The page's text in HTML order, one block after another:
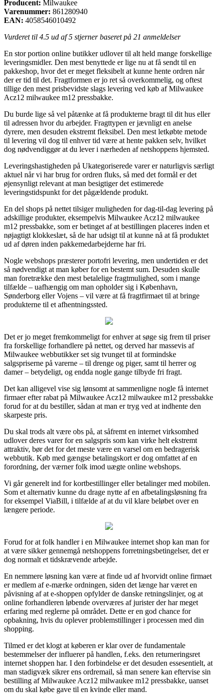
Producent: Milwaukee
Varenummer: 861280940
EAN: 4058546010492
Vurderet til 4.5 ud af 5 stjerner baseret på 21 anmeldelser
En stor portion online butikker udlover til alt held mange forskellige
leveringsmidler. Den mest benyttede er lige nu at få sendt til en
pakkeshop, hvor det er meget fleksibelt at kunne hente ordren når
der er tid til det. Fragtformen er jo ret så overkommelig, og oftest
tillige den mest prisbevidste slags levering ved køb af Milwaukee
Acz12 milwaukee m12 pressbakke.
Du burde lige så vel påtænke at få produkterne bragt til dit hus eller
til adressen hvor du arbejder. Fragttypen er jævnligt en anelse
dyrere, men desuden ekstremt fleksibel. Den mest letkøbte metode
til levering vil dog til enhver tid være at hente pakken selv, hvilket
dog nødvendiggør at du lever i nærheden af netshoppens hjemsted.
Leveringshastigheden på Ukategoriserede varer er naturligvis særligt
aktuel når vi har brug for ordren fluks, så med det formål er det
øjensynligt relevant at man besigtiger det estimerede
leveringstidspunkt for det pågældende produkt.
En del shops på nettet tilsiger muligheden for dag-til-dag levering på
adskillige produkter, eksempelvis Milwaukee Acz12 milwaukee
m12 pressbakke, som er betinget af at bestillingen placeres inden et
nøjagtigt klokkeslæt, så de har udsigt til at kunne nå at få produktet
ud af døren inden pakkemedarbejderne har fri.
Nogle webshops præsterer portofri levering, men undertiden er det
så nødvendigt at man køber for en bestemt sum. Desuden skulle
man foretrække den mest betalelige fragtmulighed, som i mange
tilfælde – uafhængig om man opholder sig i København,
Sønderborg eller Vojens – vil være at få fragtfirmaet til at bringe
produkterne til et afhentningssted.
Det er jo meget fremkommeligt for enhver at søge sig frem til priser
fra forskellige forhandlere på nettet, og derved har massevis af
Milwaukee webbutikker set sig tvunget til at formindske
salgspriserne på varerne – til drenge og piger, samt til herrer og
damer – betydeligt, og endda nogle gange tilbyde fri fragt.
Det kan alligevel vise sig lønsomt at sammenligne nogle få internet
firmaer efter rabat på Milwaukee Acz12 milwaukee m12 pressbakke
forud for at du bestiller, sådan at man er tryg ved at indhente den
skarpeste pris.
Du skal trods alt være obs på, at såfremt en internet virksomhed
udlover deres varer for en salgspris som kan virke helt ekstremt
attraktiv, bør det for det meste være en varsel om en bedragerisk
webbutik. Køb med gængse betalingskort er dog omfattet af en
forordning, der værner folk imod uægte online webshops.
Vi går generelt ind for kortbestillinger eller betalinger med mobilen.
Som et alternativ kunne du drage nytte af en afbetalingsløsning fra
for eksempel ViaBill, i tilfælde af at du vil klare beløbet over en
længere periode.
Forud for at folk handler i en Milwaukee internet shop kan man for
at være sikker gennemgå netshoppens forretningsbetingelser, det er
dog normalt et tidskrævende arbejde.
En nemmere løsning kan være at finde ud af hvorvidt online firmaet
er medlem af e-mærke ordningen, siden det længe har været en
påvisning af at e-shoppen opfylder de danske retningslinjer, og at
online forhandleren løbende overværes af jurister der har meget
erfaring med reglerne på området. Dette er en god chance for
opbakning, hvis du oplever problemstillinger i processen med din
shopping.
Tilmed er det klogt at køberen er klar over de fundamentale
bestemmelser der influerer på handlen, f.eks. den returneringsret
internet shoppen har. I den forbindelse er det desuden essesentielt, at
man stadigvæk sikrer ens ordremail, så man senere kan eftervise sin
bestilling af Milwaukee Acz12 milwaukee m12 pressbakke, uanset
om du skal købe gave til en kvinde eller mand.